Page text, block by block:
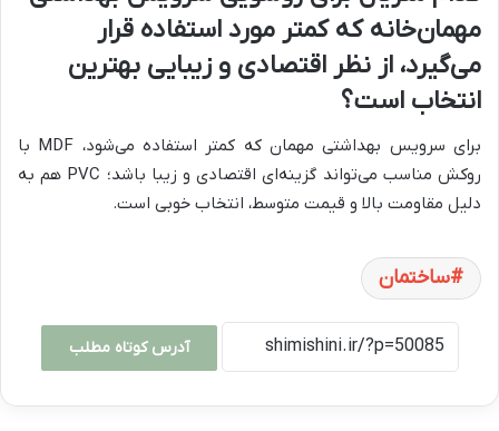
مهمان‌خانه که کمتر مورد استفاده قرار
می‌گیرد، از نظر اقتصادی و زیبایی بهترین
انتخاب است؟
برای سرویس بهداشتی مهمان که کمتر استفاده می‌شود، MDF با
روکش مناسب می‌تواند گزینه‌ای اقتصادی و زیبا باشد؛ PVC هم به
دلیل مقاومت بالا و قیمت متوسط، انتخاب خوبی است.
ساختمان
آدرس کوتاه مطلب